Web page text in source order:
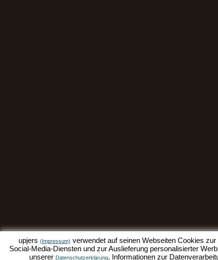
upjers (Impressum) verwendet auf seinen Webseiten Cookies
Social-Media-Diensten und zur Auslieferung personalisierter
unserer Datenschutzerklärung. Informationen zur